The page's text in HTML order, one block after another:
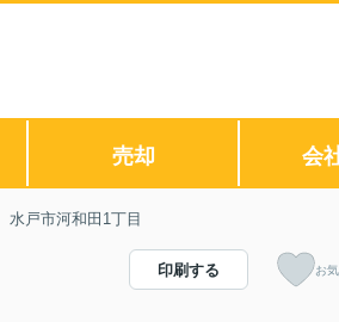
売却 会
戸市河和田1丁目
印刷する お